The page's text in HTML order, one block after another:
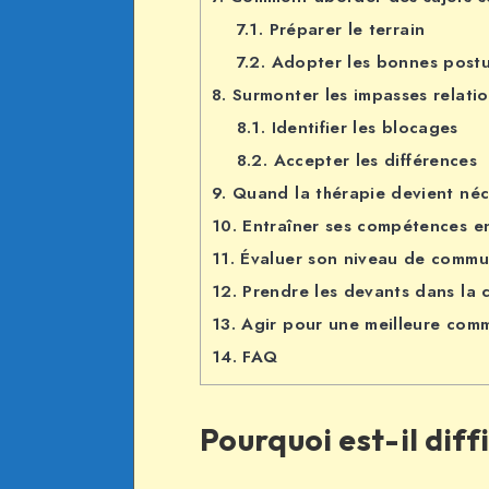
7.1. Préparer le terrain
7.2. Adopter les bonnes
8. Surmonter les impasses
8.1. Identifier les blocages
8.2. Accepter les différences
9. Quand la thérapie devient
10. Entraîner ses compétences
11. Évaluer son niveau de
12. Prendre les devants dans la
13. Agir pour une meilleure
14. FAQ
Pourquoi est-il